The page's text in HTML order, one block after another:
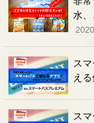
水、
ス
え
ス